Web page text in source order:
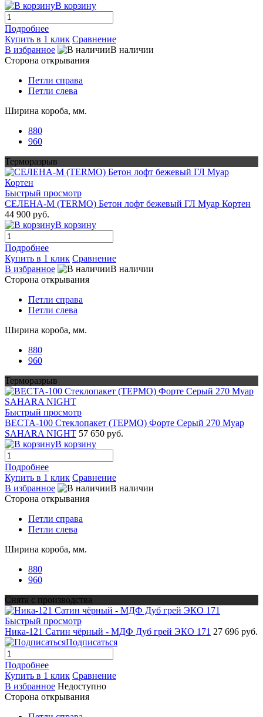
В корзину
Подробнее
Купить в 1 клик Сравнение
В избранное
В наличии
Сторона открывания
Петли справа
Петли слева
Ширина короба, мм.
880
960
Терморазрыв
Быстрый просмотр
СЕЛЕНА-М (TERMO) Бетон лофт бежевый ГЛ Муар Кортен
44 900 руб.
В корзину
Подробнее
Купить в 1 клик Сравнение
В избранное
В наличии
Сторона открывания
Петли справа
Петли слева
Ширина короба, мм.
880
960
Терморазрыв
Быстрый просмотр
ВЕСТА-100 Стеклопакет (ТЕРМО) Форте Серый 270 Муар
SAHARA NIGHT 57 650 руб.
В корзину
Подробнее
Купить в 1 клик Сравнение
В избранное
В наличии
Сторона открывания
Петли справа
Петли слева
Ширина короба, мм.
880
960
Снята с производства
Быстрый просмотр
Ника-121 Сатин чёрный - МДФ Дуб грей ЭКО 171 27 696 руб.
Подписаться
Подробнее
Купить в 1 клик Сравнение
В избранное Недоступно
Сторона открывания